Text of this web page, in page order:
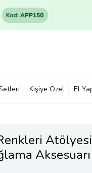
Kişiye Özel El